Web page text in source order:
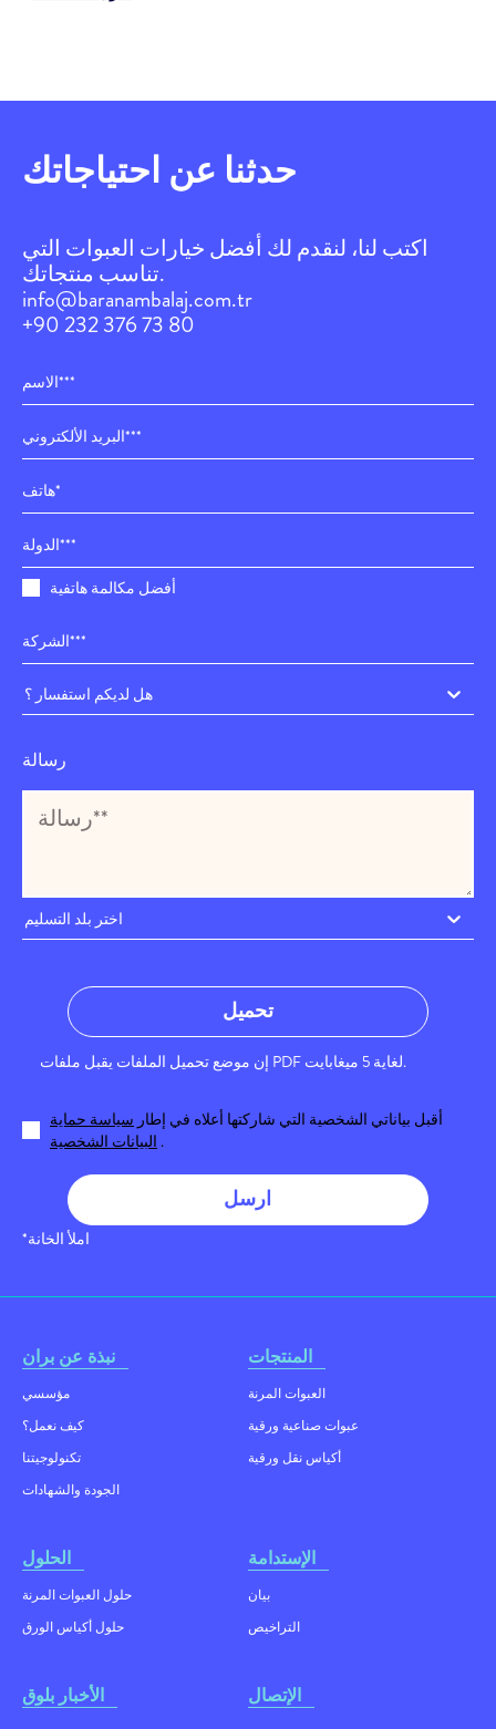
حدثنا عن احتياجاتك
اكتب لنا، لنقدم لك أفضل خيارات العبوات التي
تناسب منتجاتك.
info@baranambalaj.com.tr
+90 232 376 73 80
أفضل مكالمة هاتفية
هل لديكم استفسار ؟
رسالة
اختر بلد التسليم
تحميل
إن موضع تحميل الملفات يقبل ملفات PDF لغاية 5 ميغابايت.
أقبل بياناتي الشخصية التي شاركتها أعلاه في إطار سياسة حماية
البيانات الشخصية .
ارسل
*املأ الخانة
نبذة عن بران
مؤسسي
كيف نعمل؟
تكنولوجيتنا
الجودة والشهادات
المنتجات
العبوات المرنة
عبوات صناعية ورقية
أكياس نقل ورقية
الحلول
حلول العبوات المرنة
حلول أكياس الورق
الإستدامة
بيان
التراخيص
الأخبار بلوق
الإتصال